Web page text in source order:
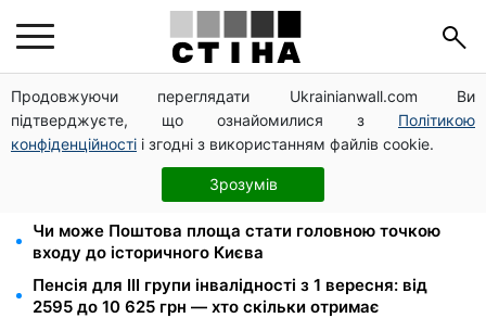
Продовжуючи переглядати Ukrainianwall.com Ви
підтверджуєте, що ознайомилися з Політикою
конфіденційності і згодні з використанням файлів cookie.
Зрозумів
Пенсія по інвалідності III групи з вересня: від 2595
до 10 625 грн — хто скільки отримає
Новий знак на центральній вулиці: водіям
вантажівок заборонили зупинку — штраф до 680
Чи може Поштова площа стати головною точкою
входу до історичного Києва
Пенсія для III групи інвалідності з 1 вересня: від
2595 до 10 625 грн — хто скільки отримає